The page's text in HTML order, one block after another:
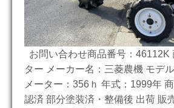
お問い合わせ商品番号：46112K
ター メーカー名：三菱農機 モデ
メーター：356ｈ 年式：1999年
認済 部分塗装済・整備後 出荷 販